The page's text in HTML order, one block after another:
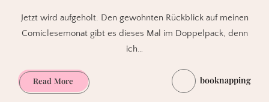
Jetzt wird aufgeholt. Den gewohnten Rückblick auf meinen
Comiclesemonat gibt es dieses Mal im Doppelpack, denn
ich…
Read MoreComics
im
booknapping